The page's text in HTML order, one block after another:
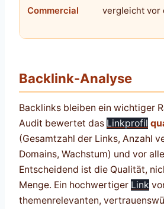
Commercial vergleicht vor
Backlink-Analyse
Backlinks bleiben ein wichtiger
Audit bewertet das Linkprofil
(Gesamtzahl der Links, Anzahl
Domains, Wachstum) und vor
Entscheidend ist die Qualität,
Menge. Ein hochwertiger Link
themenrelevanten,